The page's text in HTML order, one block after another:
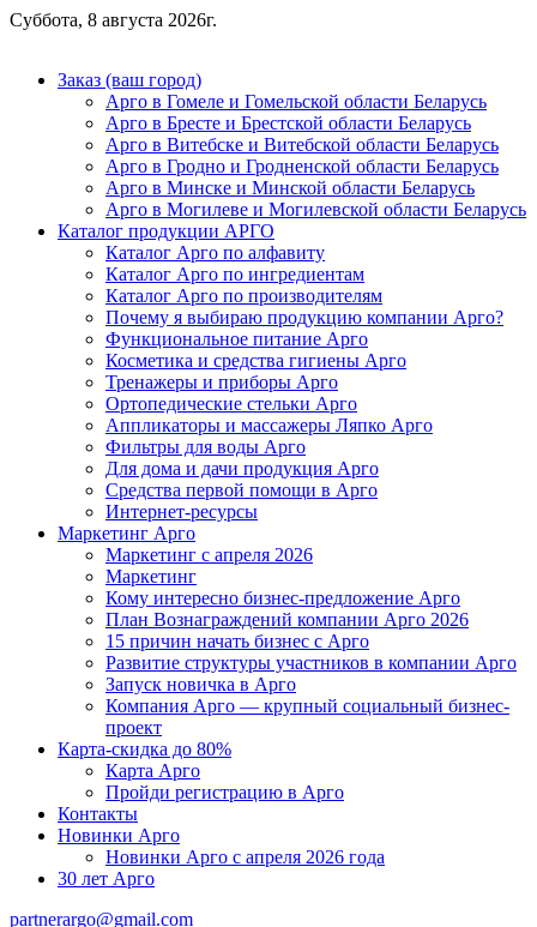
Суббота, 8 августа 2026г.
Заказ (ваш город)
Арго в Гомеле и Гомельской области Беларусь
Арго в Бресте и Брестской области Беларусь
Арго в Витебске и Витебской области Беларусь
Арго в Гродно и Гродненской области Беларусь
Арго в Минске и Минской области Беларусь
Арго в Могилеве и Могилевской области Беларусь
Каталог продукции АРГО
Каталог Арго по алфавиту
Каталог Арго по ингредиентам
Каталог Арго по производителям
Почему я выбираю продукцию компании Арго?
Функциональное питание Арго
Косметика и средства гигиены Арго
Тренажеры и приборы Арго
Ортопедические стельки Арго
Аппликаторы и массажеры Ляпко Арго
Фильтры для воды Арго
Для дома и дачи продукция Арго
Средства первой помощи в Арго
Интернет-ресурсы
Маркетинг Арго
Маркетинг с апреля 2026
Маркетинг
Кому интересно бизнес-предложение Арго
План Вознаграждений компании Арго 2026
15 причин начать бизнес с Арго
Развитие структуры участников в компании Арго
Запуск новичка в Арго
Компания Арго — крупный социальный бизнес-
проект
Карта-скидка до 80%
Карта Арго
Пройди регистрацию в Арго
Контакты
Новинки Арго
Новинки Арго с апреля 2026 года
30 лет Арго
partnerargo@gmail.com